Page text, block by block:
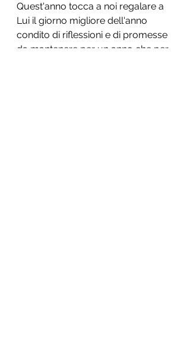
Quest'anno tocca a noi regalare a
Lui il giorno migliore dell'anno
condito di riflessioni e di promesse
da mantenere per un anno che per